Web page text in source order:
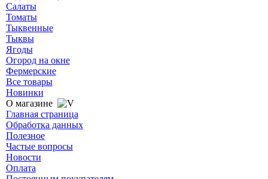
Салаты
Томаты
Тыквенные
Тыквы
Ягоды
Огород на окне
Фермерские
Все товары
Новинки
О магазине
Главная страница
Обработка данных
Полезное
Частые вопросы
Новости
Оплата